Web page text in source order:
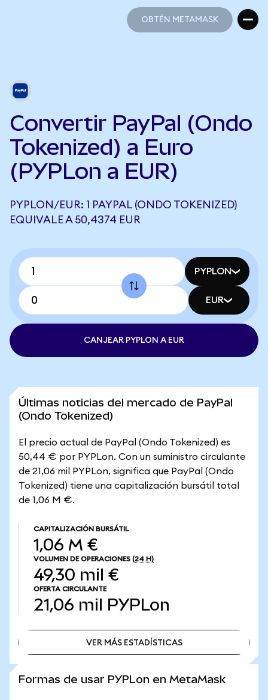
OBTÉN METAMASK
Convertir PayPal (Ondo
Tokenized) a Euro
(PYPLon a EUR)
PYPLON/EUR: 1 PAYPAL (ONDO TOKENIZED)
EQUIVALE A 50,4374 EUR
PYPLON
EUR
CANJEAR PYPLON A EUR
Últimas noticias del mercado de PayPal
(Ondo Tokenized)
El precio actual de PayPal (Ondo Tokenized) es
50,44 € por PYPLon. Con un suministro circulante
de 21,06 mil PYPLon, significa que PayPal (Ondo
Tokenized) tiene una capitalización bursátil total
de 1,06 M €.
CAPITALIZACIÓN BURSÁTIL
1,06 M €
VOLUMEN DE OPERACIONES (24 H)
49,30 mil €
OFERTA CIRCULANTE
21,06 mil PYPLon
VER MÁS ESTADÍSTICAS
Formas de usar PYPLon en MetaMask